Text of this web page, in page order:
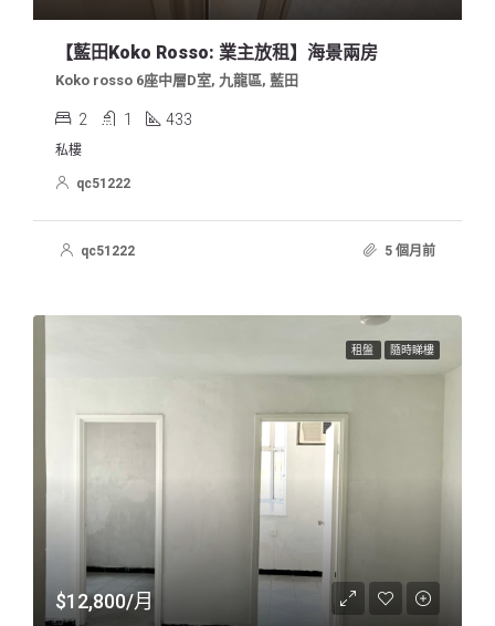
【藍田koko Rosso: 業主放租】海景兩房
Koko rosso 6座中層D室, 九龍區, 藍田
2 1 433
私樓
qc51222
qc51222 5 個月前
租盤 隨時睇樓
$12,800/月